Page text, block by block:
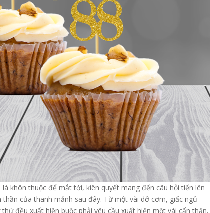
khôn thuộc để mắt tới, kiên quyết mang đến câu hỏi tiến lên
của thanh mảnh sau đây. Từ một vài dở cơm, giấc ngủ
đều xuất hiện buộc phải yêu cầu xuất hiện một vài cẩn thận.